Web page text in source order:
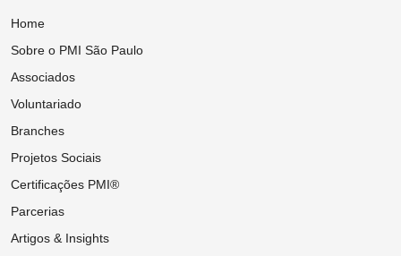
Home
Sobre o PMI São Paulo
Associados
Voluntariado
Branches
Projetos Sociais
Certificações PMI®
Parcerias
Artigos & Insights